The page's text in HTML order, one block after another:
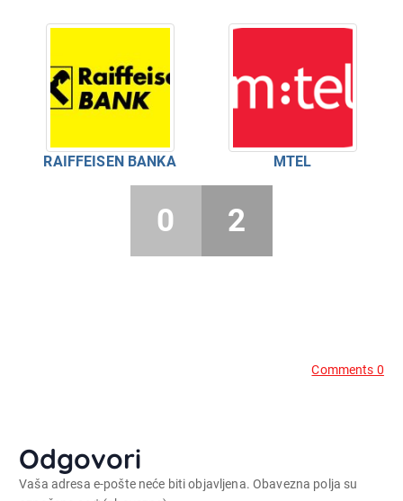
RAIFFEISEN BANKA MTEL
0 2
Comments 0
Odgovori
Vaša adresa e-pošte neće biti objavljena. Obavezna polja su